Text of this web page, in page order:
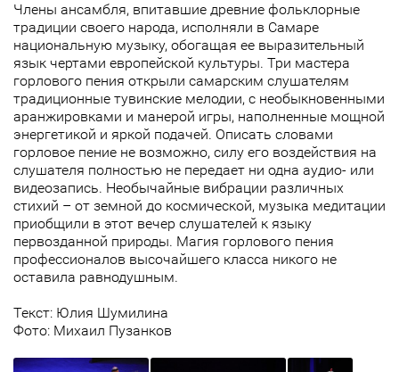
Члены ансамбля, впитавшие древние фольклорные
традиции своего народа, исполняли в Самаре
национальную музыку, обогащая ее выразительный
язык чертами европейской культуры. Три мастера
горлового пения открыли самарским слушателям
традиционные тувинские мелодии, с необыкновенными
аранжировками и манерой игры, наполненные мощной
энергетикой и яркой подачей. Описать словами
горловое пение не возможно, силу его воздействия на
слушателя полностью не передает ни одна аудио- или
видеозапись. Необычайные вибрации различных
стихий – от земной до космической, музыка медитации
приобщили в этот вечер слушателей к языку
первозданной природы. Магия горлового пения
профессионалов высочайшего класса никого не
оставила равнодушным.
Текст: Юлия Шумилина
Фото: Михаил Пузанков